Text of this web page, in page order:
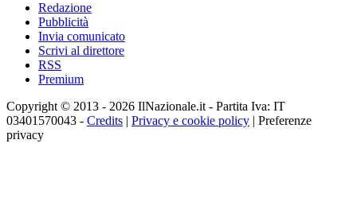
Redazione
Pubblicità
Invia comunicato
Scrivi al direttore
RSS
Premium
Copyright © 2013 - 2026 IlNazionale.it - Partita Iva: IT
03401570043 - Credits | Privacy e cookie policy | Preferenze
privacy